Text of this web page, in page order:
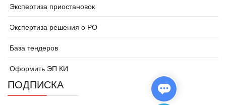
Экспертиза приостановок
Экспертиза решения о РО
База тендеров
Оформить ЭП КИ
ПОДПИСКА